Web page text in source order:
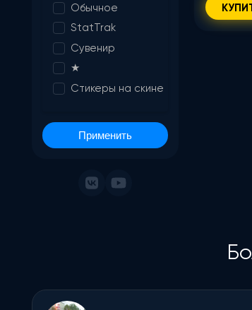
Обычное
StatTrak
Сувенир
★
Стикеры на скине
Применить